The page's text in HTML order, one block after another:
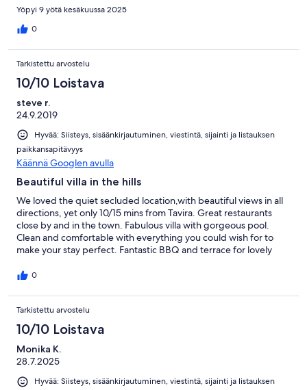
Yöpyi 9 yötä kesäkuussa 2025
0
Tarkistettu arvostelu
10/10 Loistava
steve r.
24.9.2019
Hyvää: Siisteys, sisäänkirjautuminen, viestintä, sijainti ja listauksen
paikkansapitävyys
Käännä Googlen avulla
Beautiful villa in the hills
We loved the quiet secluded location,with beautiful views in all
directions, yet only 10/15 mins from Tavira. Great restaurants
close by and in the town. Fabulous villa with gorgeous pool.
Clean and comfortable with everything you could wish for to
make your stay perfect. Fantastic BBQ and terrace for lovely
peaceful holiday.
0
Tarkistettu arvostelu
10/10 Loistava
Monika K.
28.7.2025
Hyvää: Siisteys, sisäänkirjautuminen, viestintä, sijainti ja listauksen